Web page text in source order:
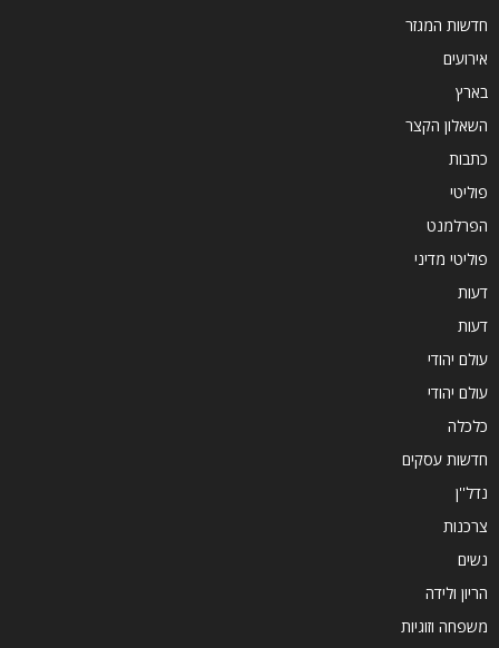
חדשות המגזר
אירועים
בארץ
השאלון הקצר
כתבות
פוליטי
הפרלמנט
פוליטי מדיני
דעות
דעות
עולם יהודי
עולם יהודי
כלכלה
חדשות עסקים
נדל''ן
צרכנות
נשים
הריון ולידה
משפחה וזוגיות